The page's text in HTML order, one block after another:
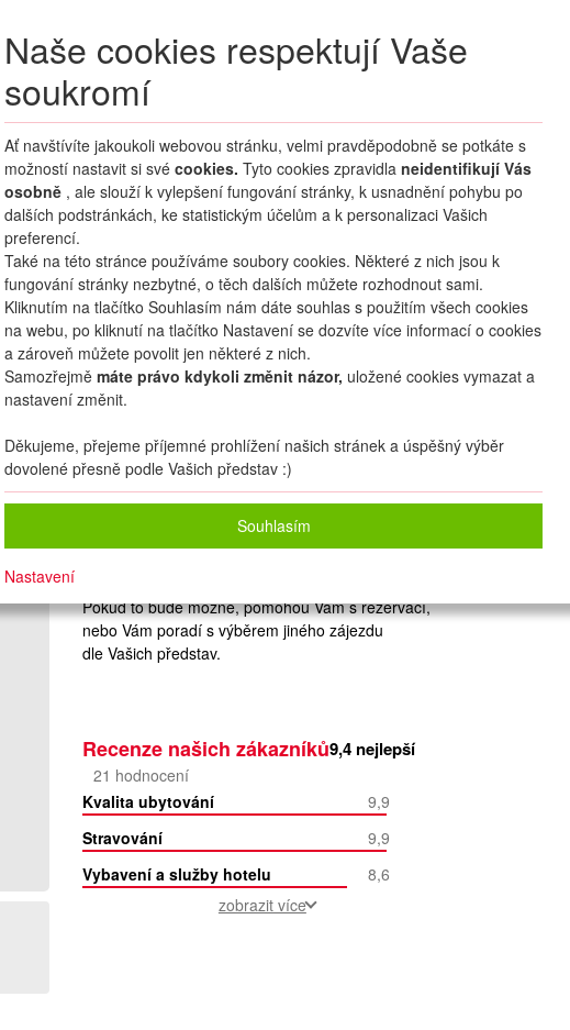
MojePřihlášení
Naše cookies respektují Vaše
soukromí
Ať navštívíte jakoukoli webovou stránku, velmi pravděpodobně se potkáte s
možností nastavit si své cookies. Tyto cookies zpravidla neidentifikují Vás
osobně , ale slouží k vylepšení fungování stránky, k usnadnění pohybu po
dalších podstránkách, ke statistickým účelům a k personalizaci Vašich
preferencí.
Také na této stránce používáme soubory cookies. Některé z nich jsou k
fungování stránky nezbytné, o těch dalších můžete rozhodnout sami.
Kliknutím na tlačítko Souhlasím nám dáte souhlas s použitím všech cookies
na webu, po kliknutí na tlačítko Nastavení se dozvíte více informací o cookies
a zároveň můžete povolit jen některé z nich.
Samozřejmě máte právo kdykoli změnit názor, uložené cookies vymazat a
nastavení změnit.
Děkujeme, přejeme příjemné prohlížení našich stránek a úspěšný výběr
dovolené přesně podle Vašich představ :)
Souhlasím
Nastavení
PREMIUM CLUB
2 + 0 HLEDAT ZÁJEZDY
mapa oblíbené sdílet
2 dospělí+0 dětí
Zvolený zájezd nelze on-line nacenit a
Pokud to bude možné, pomohou Vám s rezervací,
nebo Vám poradí s výběrem jiného zájezdu
dle Vašich představ.
Recenze našich zákazníků9,4 nejlepší
21 hodnocení
Kvalita ubytování
9,9
Stravování
9,9
Vybavení a služby hotelu
8,6
zobrazit více